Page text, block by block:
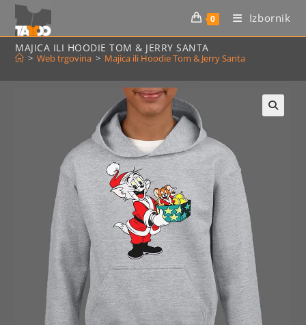
Preskoči
sadržaj
0 Izbornik
MAJICA ILI HOODIE TOM & JERRY SANTA
> Web trgovina > Majica ili Hoodie Tom & Jerry Santa